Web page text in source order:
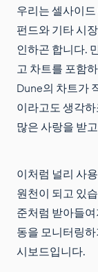
우리는 셀사이
펀드와 기타 시
인하곤 합니다.
고 차트를 포함
Dune의 차트가
이라고도 생각
많은 사랑을 받
이처럼 널리 사
원천이 되고 있
준처럼 받아들
동을 모니터링
시보드입니다.